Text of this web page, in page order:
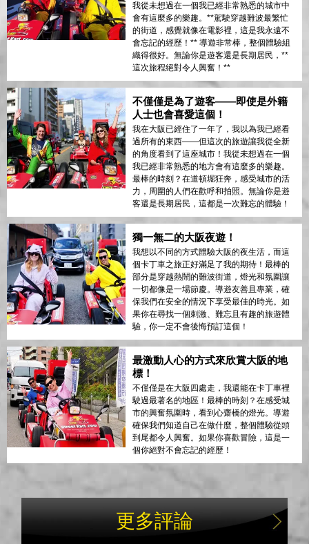
我從未想過在一個我已經非常熟悉的城市中
會有這麼多的樂趣。**駕駛穿越難波最繁忙
的街道，感覺就像在電影裡，這是我永遠不
會忘記的經歷！** 導遊非常棒，整個體驗組
織得很好。無論你是遊客還是長期居民，**
這次旅程絕對令人興奮！**
不僅僅是為了遊客——即使是外籍
人士也會喜愛這個！
我在大阪已經住了一年了，我以為我已經看
過所有的東西——但這次的旅遊讓我從全新
的角度看到了這座城市！我從未想過在一個
我已經非常熟悉的地方會有這麼多的樂趣。
最棒的時刻？在道頓堀狂奔，感受城市的活
力，周圍的人們在歡呼和拍照。無論你是遊
客還是長期居民，這都是一次難忘的體驗！
獨一無二的大阪夜遊！
我想以不同的方式體驗大阪的夜生活，而這
個卡丁車之旅正好滿足了我的期待！最棒的
部分是穿越熱鬧的難波街道，燈光和氛圍讓
一切都像是一場節慶。導遊友善且專業，確
保我們在安全的情況下享受最佳的時光。如
果你在尋找一個刺激、難忘且有趣的旅遊體
驗，你一定不會後悔預訂這個！
最激動人心的方式來欣賞大阪的地
標！
不僅僅是在大阪四處走，我還能在卡丁車裡
駛過最著名的地區！最棒的時刻？在感受城
市的興奮氛圍時，看到心齋橋的燈光。導遊
確保我們知道自己在做什麼，整個體驗從頭
到尾都令人興奮。如果你喜歡冒險，這是一
個你絕對不會忘記的經歷！
更多評論